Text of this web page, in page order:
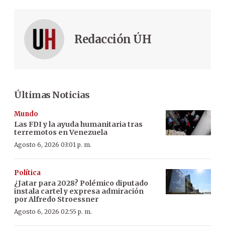
Redacción ÚH
Últimas Noticias
Mundo
Las FDI y la ayuda humanitaria tras
terremotos en Venezuela
Agosto 6, 2026 03:01 p. m.
Política
¿Jatar para 2028? Polémico diputado
instala cartel y expresa admiración
por Alfredo Stroessner
Agosto 6, 2026 02:55 p. m.